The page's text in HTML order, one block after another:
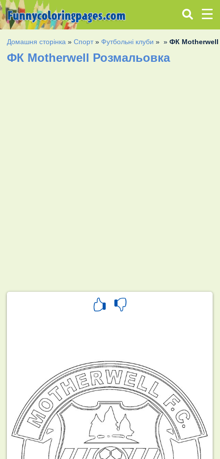
Домашня сторінка »Спорт»Футбольні клуби » »ФК Motherwell
ФК Motherwell Розмальовка